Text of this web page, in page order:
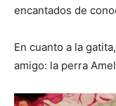
encantados de
En cuanto a la
amigo: la perra